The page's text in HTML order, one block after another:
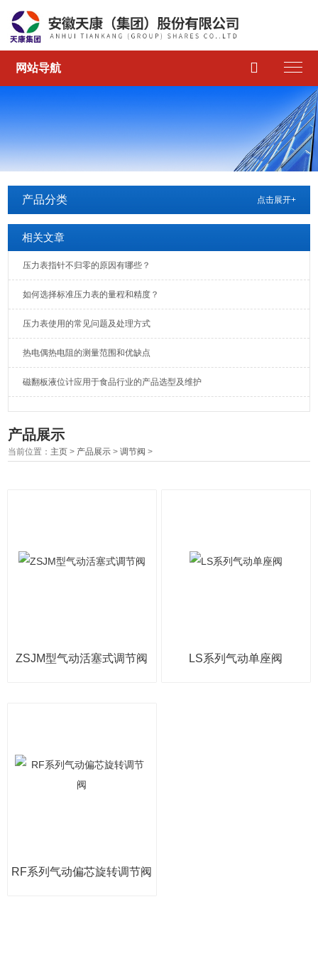
网站导航 
产品分类 点击展开+
相关文章
压力表指针不归零的原因有哪些？
如何选择标准压力表的量程和精度？
压力表使用的常见问题及处理方式
热电偶热电阻的测量范围和优缺点
磁翻板液位计应用于食品行业的产品选型及维护
产品展示
当前位置： 主页 > 产品展示 >调节阀 >
ZSJM型气动活塞式调节阀 LS系列气动单座阀
RF系列气动偏芯旋转调节阀